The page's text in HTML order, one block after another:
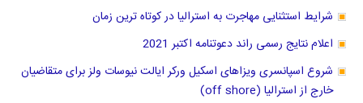
شرایط استثنایی مهاجرت به استرالیا در کوتاه ترین زمان
اعلام نتایج رسمی راند دعوتنامه اکتبر 2021
شروع اسپانسری ویزاهای اسکیل ورکر ایالت نیوسات ولز برای متقاضیان
خارج از استرالیا (off shore)